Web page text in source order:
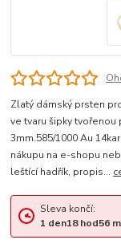
Zlatý dámský prsten
ve tvaru šipky tvořenou
3mm.585/1000 Au
nákupu na e-shopu
leštící hadřík, propis...
Sleva končí:
1 den18hod56